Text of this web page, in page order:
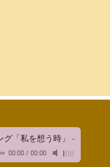
「私を想う時」 -
00:00/ 00:00